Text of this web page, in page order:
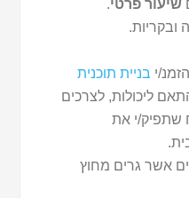
שיעור פרטי.
ובקריות.
י בניית תוכנית
ליכולות, לצרכים
שתפיק/י את
אשר גרים מחוץ